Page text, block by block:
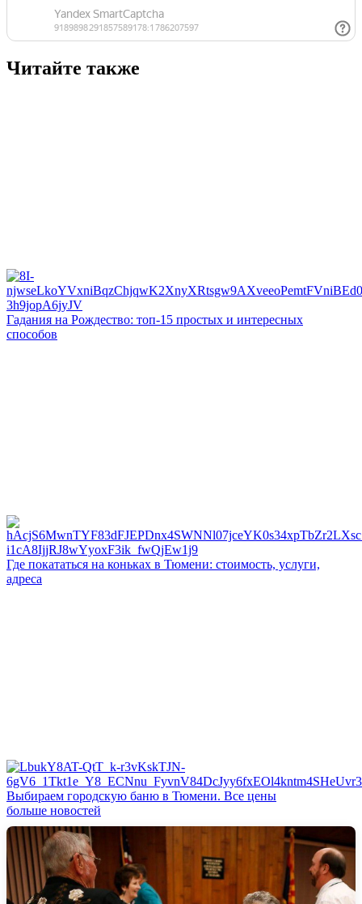
Читайте также
Гадания на Рождество: топ-15 простых и интересных
способов
Где покататься на коньках в Тюмени: стоимость, услуги,
адреса
Выбираем городскую баню в Тюмени. Все цены
больше новостей